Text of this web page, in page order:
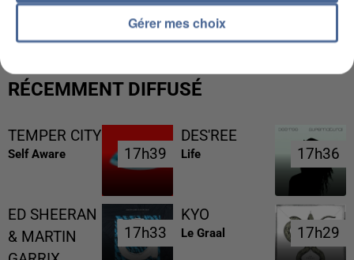
MAFIA INTERPELLÉ EN ALGÉRIE
RÉCEMMENT DIFFUSÉ
TEMPER CITY
Self Aware 17h39
17h39
DES'REE
Life 17h36
17h36
ED SHEERAN
& MARTIN
17h33
17h33
KYO
Le Graal 17h29
17h29
Gérer mes choix